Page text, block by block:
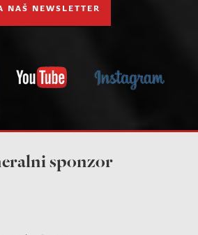
NAŠ NEWSLETTER
sponzor